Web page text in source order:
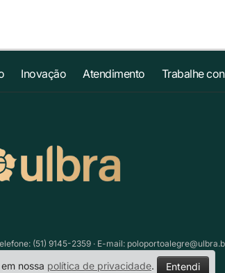
Inovação Atendimento Trabalhe
(51) 9145-2359 · E-mail:
nossa política de privacidade. Entendi